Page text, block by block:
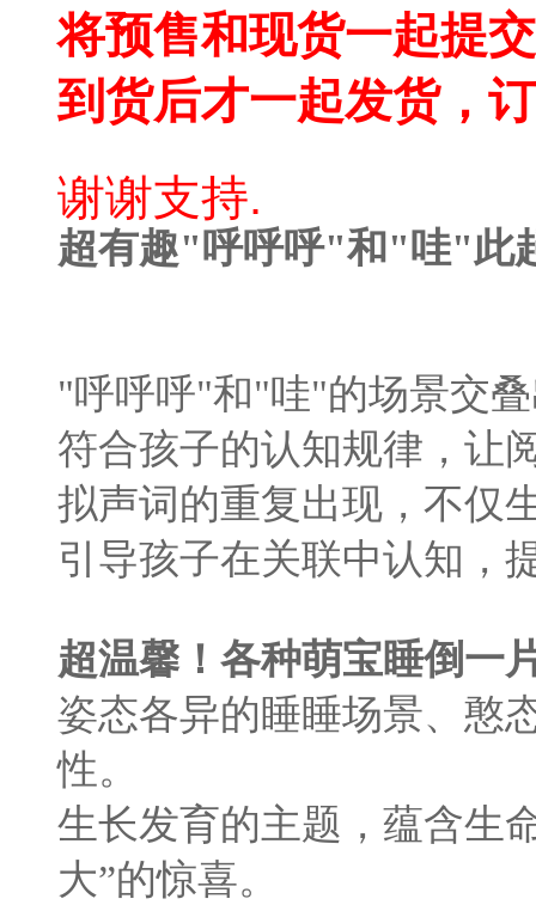
将预售和现货一起提
到货后才一起发货，
谢谢支持.
超有趣"呼呼呼"和"哇"此
"呼呼呼"和"哇"的场景交
符合孩子的认知规律，让
拟声词的重复出现，不仅
引导孩子在关联中认知，
超温馨！各种萌宝睡倒一
姿态各异的睡睡场景、憨
性。
生长发育的主题，蕴含生
大”的惊喜。